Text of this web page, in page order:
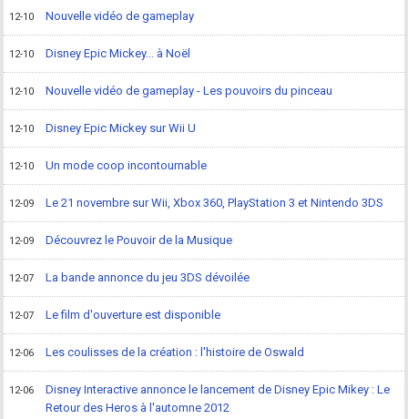
12-10 Nouvelle vidéo de gameplay
12-10 Disney Epic Mickey... à Noël
12-10 Nouvelle vidéo de gameplay - Les pouvoirs du pinceau
12-10 Disney Epic Mickey sur Wii U
12-10 Un mode coop incontournable
12-09 Le 21 novembre sur Wii, Xbox 360, PlayStation 3 et Nintendo 3DS
12-09 Découvrez le Pouvoir de la Musique
12-07 La bande annonce du jeu 3DS dévoilée
12-07 Le film d'ouverture est disponible
12-06 Les coulisses de la création : l'histoire de Oswald
12-06
Disney Interactive annonce le lancement de Disney Epic Mikey : Le
Retour des Heros à l'automne 2012